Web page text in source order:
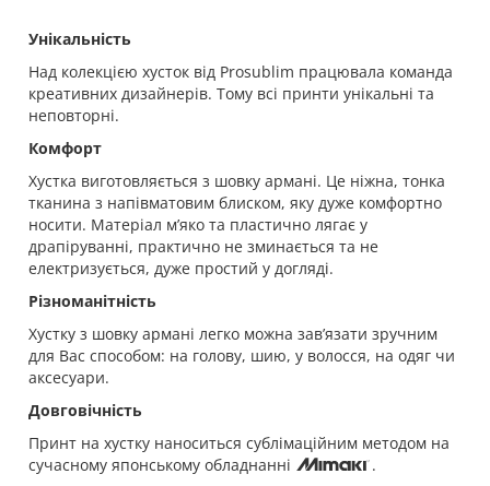
Унікальність
Над колекцією хусток від Prosublim працювала команда
креативних дизайнерів. Тому всі принти унікальні та
неповторні.
Комфорт
Хустка виготовляється з шовку армані. Це ніжна, тонка
тканина з напівматовим блиском, яку дуже комфортно
носити. Матеріал м’яко та пластично лягає у
драпіруванні, практично не зминається та не
електризується, дуже простий у догляді.
Різноманітність
Хустку з шовку армані легко можна зав’язати зручним
для Вас способом: на голову, шию, у волосся, на одяг чи
аксесуари.
Довговічність
Принт на хустку наноситься сублімаційним методом на
сучасному японському обладнанні
.